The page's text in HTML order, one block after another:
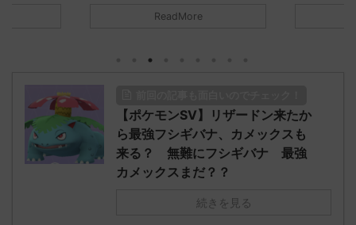
リージョ
ただダグト
れたウミト
ん0702
めた！ (ﾜｯﾁ
う思ってる？ 初めの記事 元のス
01:07:00.69ID:oUI00NrJ0 エクスレ
ッグヘルムかっこいいから助かる 名
無しさん0971 0971 名無しさん、君に
決めた！ (ﾜｯﾁｮｲW b524-NwUu)
2023/06/28(水 ...
ReadMore
2023/06/
え忘れたガ
たラウドボ
【ポケモンSV】リザードン来たか
ら最強フシギバナ、カメックスも
来る？ 無難にフシギバナ 最強
カメックスまだ？？
続きを見る